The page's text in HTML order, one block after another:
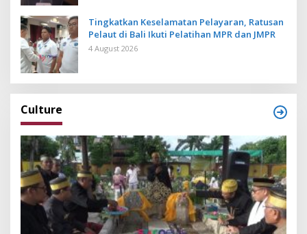
Tingkatkan Keselamatan Pelayaran, Ratusan
Pelaut di Bali Ikuti Pelatihan MPR dan JMPR
4 August 2026
Culture